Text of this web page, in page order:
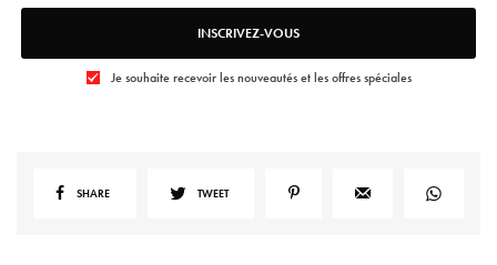
INSCRIVEZ-VOUS
Je souhaite recevoir les nouveautés et les offres spéciales
SHARE TWEET